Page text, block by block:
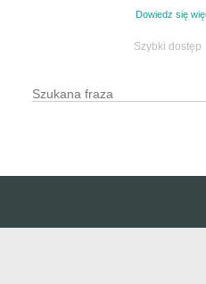
Dowiedz się
Szybki dostęp
Formularz
Wyszukaj